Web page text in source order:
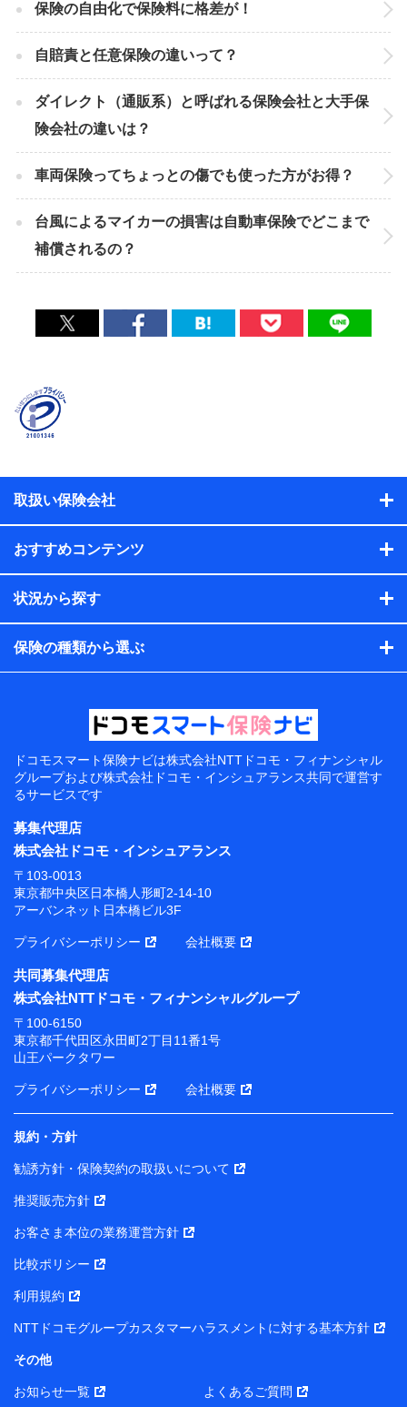
保険の自由化で保険料に格差が！
自賠責と任意保険の違いって？
ダイレクト（通販系）と呼ばれる保険会社と大手保
険会社の違いは？
車両保険ってちょっとの傷でも使った方がお得？
台風によるマイカーの損害は自動車保険でどこまで
補償されるの？
取扱い保険会社
おすすめコンテンツ
状況から探す
保険の種類から選ぶ
ドコモスマート保険ナビは株式会社NTTドコモ・フィナンシャル
グループおよび株式会社ドコモ・インシュアランス共同で運営す
るサービスです
募集代理店
株式会社ドコモ・インシュアランス
〒103-0013
東京都中央区日本橋人形町2-14-10
アーバンネット日本橋ビル3F
プライバシーポリシー 会社概要
共同募集代理店
株式会社NTTドコモ・フィナンシャルグループ
〒100-6150
東京都千代田区永田町2丁目11番1号
山王パークタワー
プライバシーポリシー 会社概要
規約・方針
勧誘方針・保険契約の取扱いについて
推奨販売方針
お客さま本位の業務運営方針
比較ポリシー
利用規約
NTTドコモグループカスタマーハラスメントに対する基本方針
その他
お知らせ一覧 よくあるご質問